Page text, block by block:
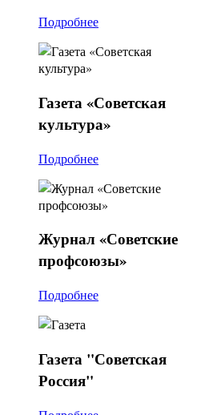
Подробнее
Газета«Советская
культура»
Подробнее
Журнал«Советские
профсоюзы»
Подробнее
Газета "Советская
Россия"